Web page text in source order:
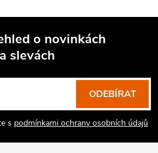
o novinkách
a slevách
s podmínkami ochrany osobních údajů
ODEBÍRAT